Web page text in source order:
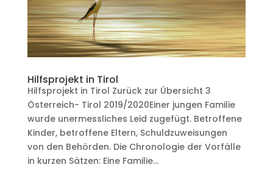
Hilfsprojekt in Tirol
Hilfsprojekt in Tirol Zurück zur Übersicht 3
Österreich- Tirol 2019/2020Einer jungen Familie
wurde unermessliches Leid zugefügt. Betroffene
Kinder, betroffene Eltern, Schuldzuweisungen
von den Behörden. Die Chronologie der Vorfälle
in kurzen Sätzen: Eine Familie...